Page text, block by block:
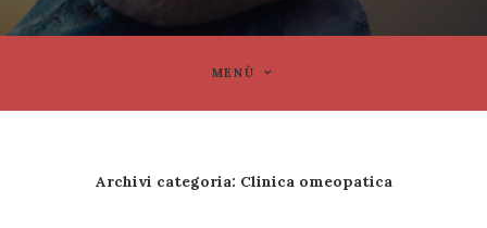
MENÙ
Archivi categoria: Clinica omeopatica